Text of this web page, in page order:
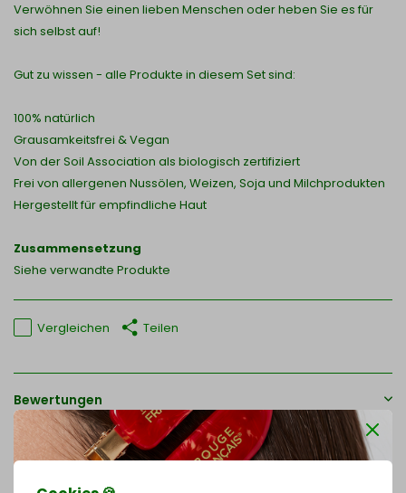
Verwöhnen Sie einen lieben Menschen oder heben Sie es für
sich selbst auf!
Gut zu wissen - alle Produkte in diesem Set sind:
100% natürlich
Grausamkeitsfrei & Vegan
Von der Soil Association als biologisch zertifiziert
Frei von allergenen Nussölen, Weizen, Soja und Milchprodukten
Hergestellt für empfindliche Haut
Zusammensetzung
Siehe verwandte Produkte
Vergleichen Teilen
Bewertungen
0/5 Based on 0 reviews